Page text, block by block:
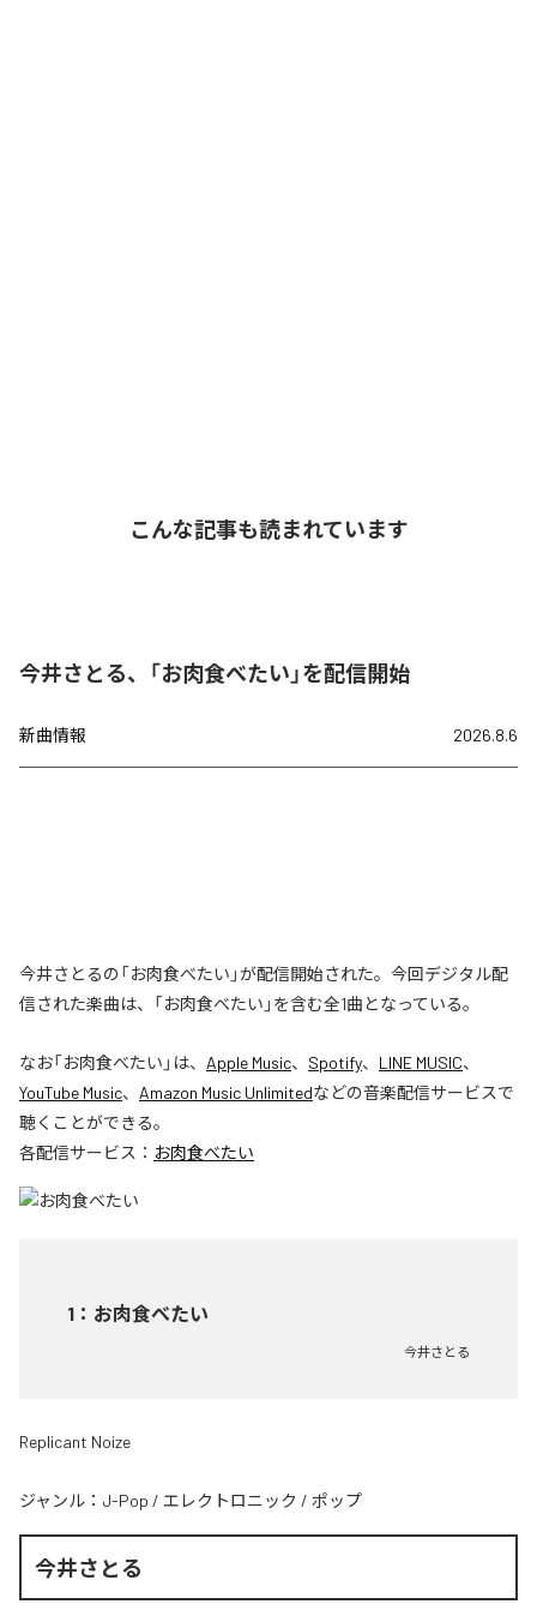
こんな記事も読まれています
今井さとる、「お肉食べたい」を配信開始
新曲情報 2026.8.6
今井さとるの「お肉食べたい」が配信開始された。今回デジタル配
信された楽曲は、「お肉食べたい」を含む全1曲となっている。
なお「お肉食べたい 」は、 Apple Music、 Spotify、 LINE MUSIC、
YouTube Music、 Amazon Music Unlimitedなどの音楽配信サービスで
聴くことができる。
各配信サービス： お肉食べたい
1 ： お肉食べたい
今井さとる
Replicant Noize
ジャンル： J-Pop / エレクトロニック / ポップ
今井さとる